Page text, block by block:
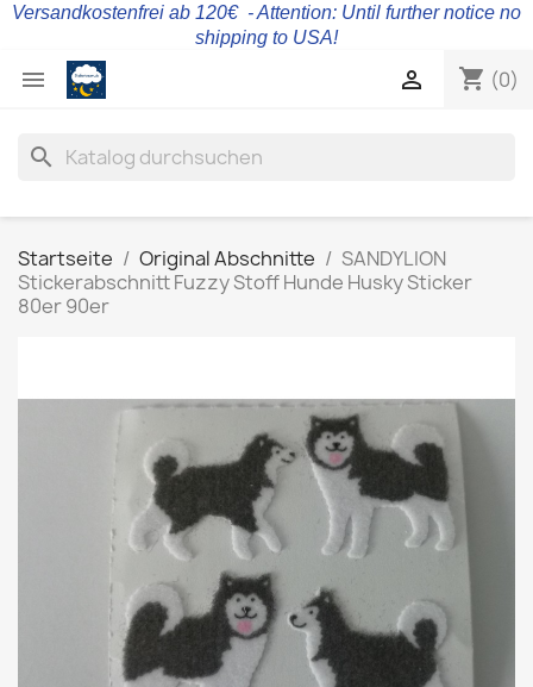
Versandkostenfrei ab 120€ - Attention: Until further notice no
shipping to USA!
 shopping_cart (0)

search
Startseite Original Abschnitte
SANDYLION
Stickerabschnitt Fuzzy Stoff Hunde Husky Sticker
80er 90er